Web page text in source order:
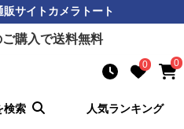
販サイトカメラトート
購入で送料無料
0 0
検索 人気ランキング